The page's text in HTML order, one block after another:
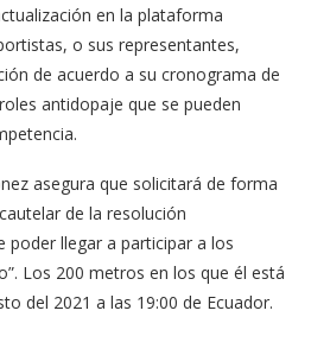
en la plataforma
o sus representantes,
de acuerdo a su cronograma de
antidopaje que se pueden
asegura que solicitará de forma
de la resolución
poder llegar a participar a los
Los 200 metros en los que él está
del 2021 a las 19:00 de Ecuador.